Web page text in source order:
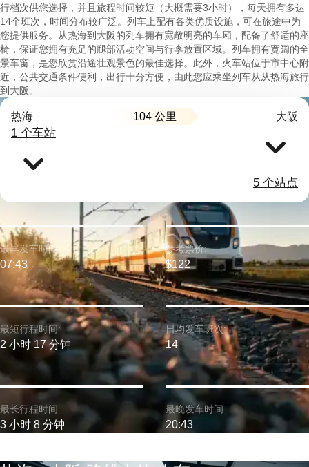
行档次供您选择，并且旅程时间较短（大概需要3小时），每天拥有多达
14个班次，时间分布较广泛。列车上配有各类优质设施，可在旅途中为
您提供服务。从热海到大阪的列车拥有宽敞明亮的车厢，配备了舒适的座
椅，保证您拥有充足的腿部活动空间与行李放置区域。列车拥有宽阔的全
景车窗，是您欣赏沿途壮观景色的最佳选择。此外，火车站位于市中心附
近，公共交通条件便利，出行十分方便，由此您应乘坐列车从从热海旅行
到大阪。
热海 104 公里 大阪
1 个车站
5 个站点
最短行程时间:
2 小时 17 分钟
最早发车时间:
07:43
最长行程时间:
3 小时 8 分钟
参考票价:
$122
日均发车班次:
14
最晚发车时间:
20:43